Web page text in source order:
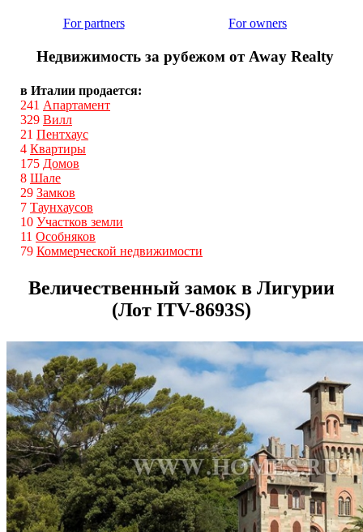
For partners For owners
Недвижимость за рубежом от Away Realty
в Италии продается:
241 Апартамент
329 Вилл
21 Пентхаус
4 Квартиры
175 Домов
8 Шале
29 Замков
7 Таунхаусов
10 Участков земли
11 Особняков
79 Коммерческой недвижимости
Величественный замок в Лигурии
(Лот ITV-8693S)